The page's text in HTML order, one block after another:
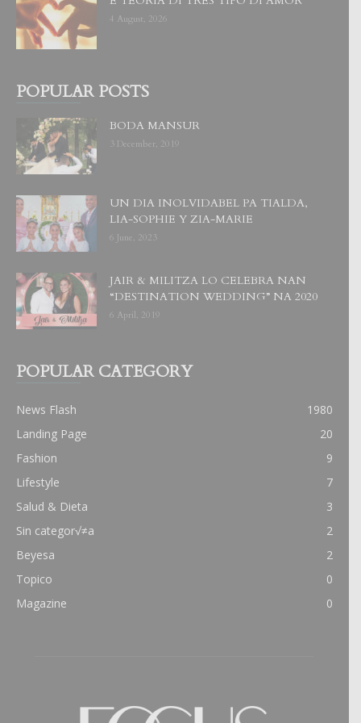
4 August, 2026
POPULAR POSTS
BODA MANSUR
3 December, 2019
UN DIA INOLVIDABEL PA TIALDA,
LIA-SOPHIE Y ZIA-MARIE
6 June, 2023
JAIR & MILITZA LO CELEBRA NAN
“DESTINATION WEDDING” NA 2020
6 April, 2019
POPULAR CATEGORY
News Flash
1980
Landing Page
20
Fashion
9
Lifestyle
7
Salud & Dieta
3
Sin categor√≠a
2
Beyesa
2
Topico
0
Magazine
0